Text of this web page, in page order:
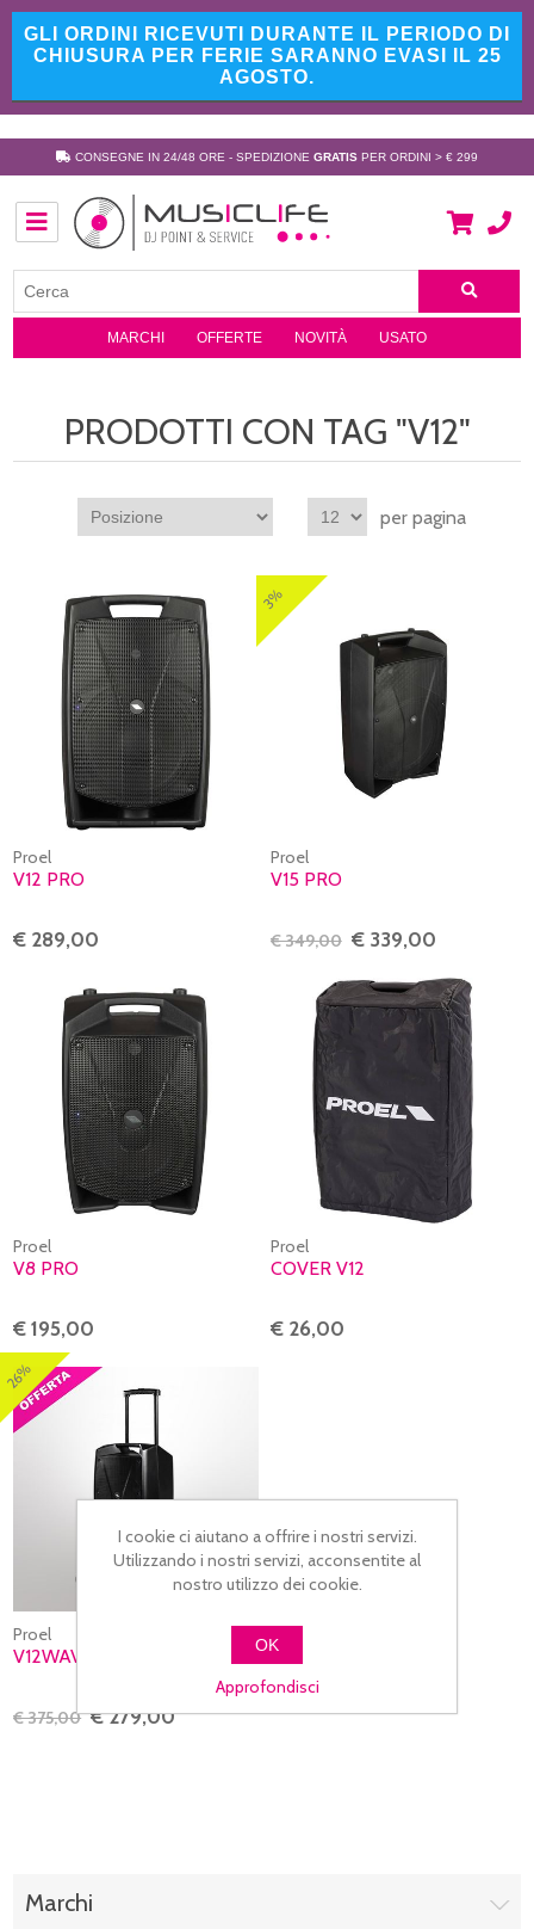
GLI ORDINI RICEVUTI DURANTE IL PERIODO DI
CHIUSURA PER FERIE SARANNO EVASI IL 25
AGOSTO.
CONSEGNE IN 24/48 ORE - SPEDIZIONE GRATIS PER ORDINI > € 299
MARCHI OFFERTE NOVITÀ USATO
PRODOTTI CON TAG "V12"
per pagina
Proel
V12 PRO
€ 289,00
3%
Proel
V15 PRO
€ 349,00 € 339,00
Proel
V8 PRO
€ 195,00
Proel
COVER V12
€ 26,00
26%
Proel
V12WAVE
€ 375,00 € 279,00
Marchi
I cookie ci aiutano a offrire i nostri servizi.
Utilizzando i nostri servizi, acconsentite al
nostro utilizzo dei cookie.
OK
Approfondisci